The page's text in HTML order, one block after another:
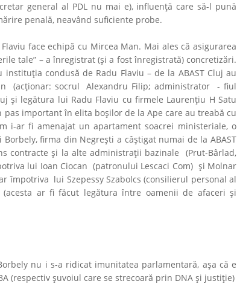
general al PDL nu mai e), influenţă care să-l pună
penală, neavând suficiente probe.
face echipă cu Mircea Man. Mai ales că asigurarea
tale” – a înregistrat (şi a fost înregistrată) concretizări.
condusă de Radu Flaviu – de la ABAST Cluj au
(acţionar: socrul Alexandru Filip; administrator - fiul
şi legătura lui Radu Flaviu cu firmele Laurenţiu H Satu
pas important în elita boşilor de la Ape care au treabă cu
i-ar fi amenajat un apartament soacrei ministeriale, o
firma din Negreşti a câştigat numai de la ABAST
contracte şi la alte administraţii bazinale (Prut-Bârlad,
lui Ioan Ciocan (patronului Lescaci Com) şi Molnar
împotriva lui Szepessy Szabolcs (consilierul personal al
ar fi făcut legătura între oamenii de afaceri şi
nu i s-a ridicat imunitatea parlamentară, aşa că e
(respectiv şuvoiul care se strecoară prin DNA şi justiţie)